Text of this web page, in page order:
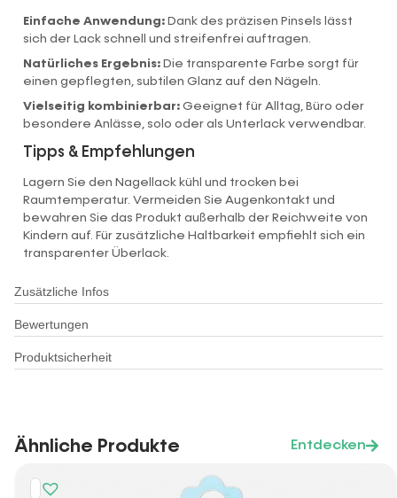
Zusätzliche Infos
Bewertungen
Produktsicherheit
Einfache Anwendung: Dank des präzisen Pinsels lässt
sich der Lack schnell und streifenfrei auftragen.
Natürliches Ergebnis: Die transparente Farbe sorgt für
einen gepflegten, subtilen Glanz auf den Nägeln.
Vielseitig kombinierbar: Geeignet für Alltag, Büro oder
besondere Anlässe, solo oder als Unterlack verwendbar.
Tipps & Empfehlungen
Lagern Sie den Nagellack kühl und trocken bei
Raumtemperatur. Vermeiden Sie Augenkontakt und
bewahren Sie das Produkt außerhalb der Reichweite von
Kindern auf. Für zusätzliche Haltbarkeit empfiehlt sich ein
transparenter Überlack.
Ähnliche Produkte Entdecken